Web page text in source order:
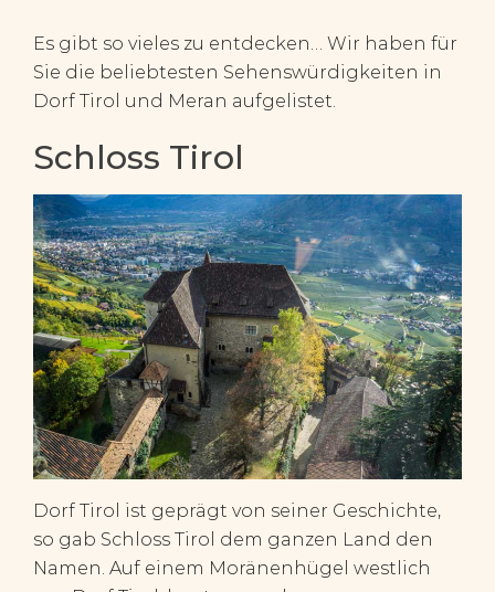
Es gibt so vieles zu entdecken… Wir haben für
Sie die beliebtesten Sehenswürdigkeiten in
Dorf Tirol und Meran aufgelistet.
Schloss Tirol
Dorf Tirol ist geprägt von seiner Geschichte,
so gab Schloss Tirol dem ganzen Land den
Namen. Auf einem Moränenhügel westlich